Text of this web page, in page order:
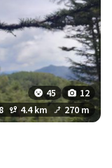
45
12
4.4 km 270 m